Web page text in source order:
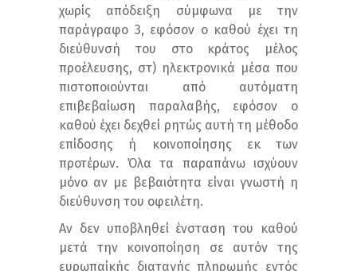
χωρίς απόδειξη σύμφωνα με την
παράγραφο 3, εφόσον ο καθού έχει τη
διεύθυνσή του στο κράτος μέλος
προέλευσης, στ) ηλεκτρονικά μέσα που
πιστοποιούνται από αυτόματη
επιβεβαίωση παραλαβής, εφόσον ο
καθού έχει δεχθεί ρητώς αυτή τη μέθοδο
επίδοσης ή κοινοποίησης εκ των
προτέρων. Όλα τα παραπάνω ισχύουν
μόνο αν με βεβαιότητα είναι γνωστή η
διεύθυνση του οφειλέτη.
Αν δεν υποβληθεί ένσταση του καθού
μετά την κοινοποίηση σε αυτόν της
ευρωπαίκής διαταγής πληρωμής εντός